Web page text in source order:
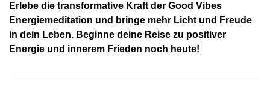
Erlebe die transformative Kraft der Good Vibes
Energiemeditation und bringe mehr Licht und Freude
in dein Leben. Beginne deine Reise zu positiver
Energie und innerem Frieden noch heute!